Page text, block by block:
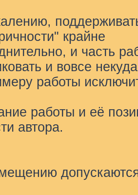
крайне
и часть
и вовсе
работы
работы и её
автора.